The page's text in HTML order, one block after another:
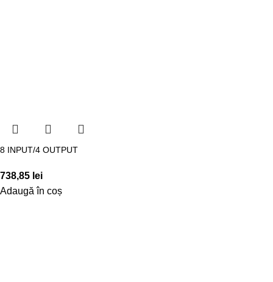
8 INPUT/4 OUTPUT
738,85 lei
Adaugă în coș